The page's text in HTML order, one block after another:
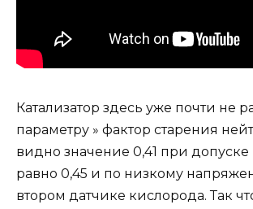
Катализатор здесь уже почти не
параметру » фактор старения
видно значение 0,41 при
равно 0,45 и по низкому
втором датчике кислорода. Так